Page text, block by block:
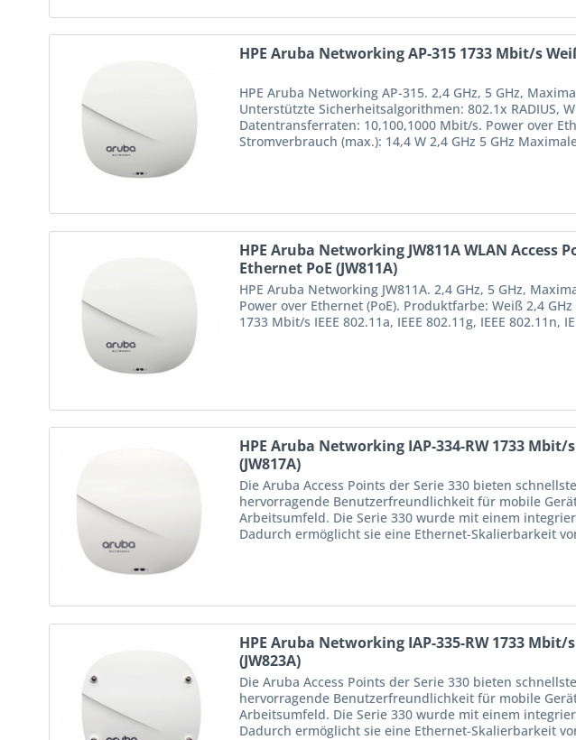
HPE Aruba Networking AP-315 1733 Mbit/s
HPE Aruba Networking AP-315. 2,4 GHz, 5 GHz,
Unterstützte Sicherheitsalgorithmen: 802.1x RADIUS,
Datentransferraten: 10,100,1000 Mbit/s. Power over
Stromverbrauch (max.): 14,4 W 2,4 GHz 5 GHz
HPE Aruba Networking JW811A WLAN Access
Ethernet PoE (JW811A)
HPE Aruba Networking JW811A. 2,4 GHz, 5 GHz,
Power over Ethernet (PoE). Produktfarbe: Weiß 2,4
1733 Mbit/s IEEE 802.11a, IEEE 802.11g, IEEE 802.11n,
HPE Aruba Networking IAP-334-RW 1733
(JW817A)
Die Aruba Access Points der Serie 330 bieten
hervorragende Benutzerfreundlichkeit für mobile
Arbeitsumfeld. Die Serie 330 wurde mit einem
Dadurch ermöglicht sie eine Ethernet-Skalierbarkeit
HPE Aruba Networking IAP-335-RW 1733
(JW823A)
Die Aruba Access Points der Serie 330 bieten
hervorragende Benutzerfreundlichkeit für mobile
Arbeitsumfeld. Die Serie 330 wurde mit einem
Dadurch ermöglicht sie eine Ethernet-Skalierbarkeit